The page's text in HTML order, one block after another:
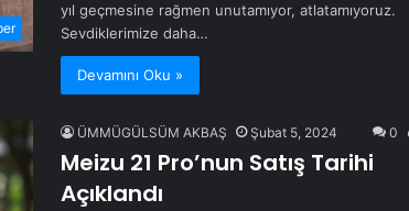
yıl geçmesine rağmen unutamıyor, atlatamıyoruz.
Sevdiklerimize daha…
Devamını Oku »
ÜMMÜGÜLSÜM AKBAŞ Şubat 5, 2024 0
Meizu 21 Pro’nun Satış Tarihi
Açıklandı